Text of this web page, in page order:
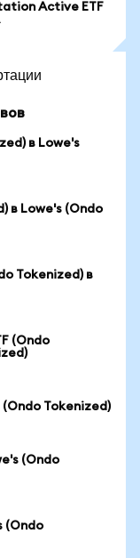
Active ETF
в Lowe's
в Lowe's (Ondo
Tokenized) в
(Ondo
Tokenized)
(Ondo
(Ondo